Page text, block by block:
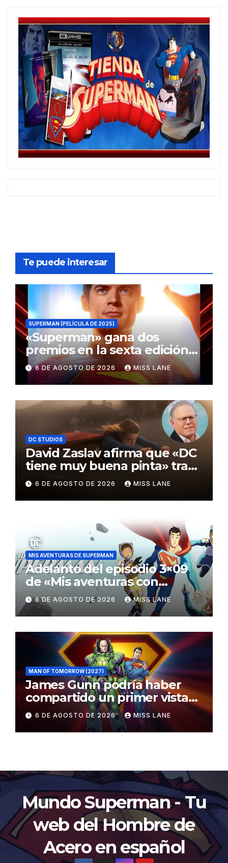
Te puede interesar
SUPERMAN (PELÍCULA DE 2025)
«Superman» gana dos
premios en la sexta edición
de los Critics Choice Super
Awards
6 DE AGOSTO DE 2026 MISS LANE
DC STUDIOS
David Zaslav afirma que «DC
tiene muy buena pinta» tras
el fracaso de «Supergirl»
6 DE AGOSTO DE 2026 MISS LANE
MIS AVENTURAS DE SUPERMAN
Adelanto del episodio 3×09
de «Mis aventuras con
Superman»
6 DE AGOSTO DE 2026 MISS LANE
MAN OF TOMORROW (2027)
James Gunn podría haber
compartido un primer vistazo
al traje de Brainiac
6 DE AGOSTO DE 2026 MISS LANE
Mundo Superman - Tu
web del Hombre de
Acero en español